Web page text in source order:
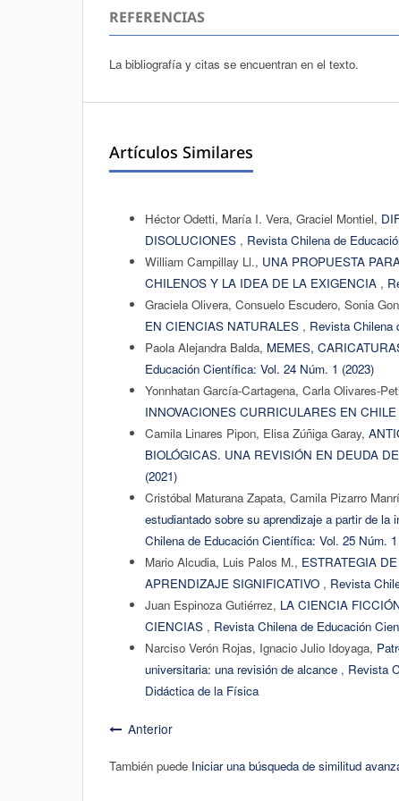
REFERENCIAS
La bibliografía y citas se encuentran en el texto.
Artículos Similares
Héctor Odetti, María I. Vera, Graciel Montiel,
DISOLUCIONES , Revista Chilena de
William Campillay Ll., UNA PROPUESTA
CHILENOS Y LA IDEA DE LA EXIGENCIA ,
Graciela Olivera, Consuelo Escudero, Sonia
EN CIENCIAS NATURALES , Revista Chilena
Paola Alejandra Balda, MEMES,
Educación Científica: Vol. 24 Núm. 1 (2023)
Yonnhatan García-Cartagena, Carla Olivares-
INNOVACIONES CURRICULARES EN CHILE
Camila Linares Pipon, Elisa Zúñiga Garay,
BIOLÓGICAS. UNA REVISIÓN EN DEUDA
(2021)
Cristóbal Maturana Zapata, Camila Pizarro
estudiantado sobre su aprendizaje a partir de
Chilena de Educación Científica: Vol. 25 Núm.
Mario Alcudia, Luis Palos M., ESTRATEGIA
APRENDIZAJE SIGNIFICATIVO , Revista
Juan Espinoza Gutiérrez, LA CIENCIA
CIENCIAS , Revista Chilena de Educación
Narciso Verón Rojas, Ignacio Julio Idoyaga,
universitaria: una revisión de alcance , Revista
Didáctica de la Física
Anterior
También puede Iniciar una búsqueda de similitud